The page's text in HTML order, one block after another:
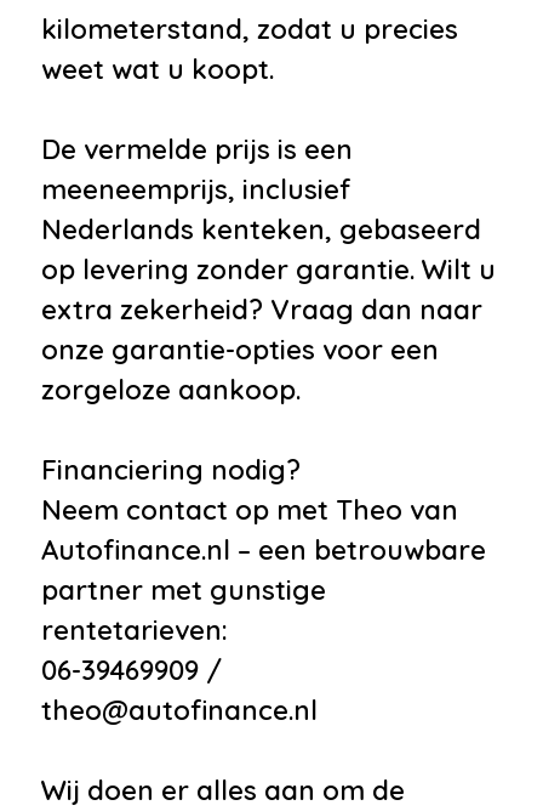
kilometerstand, zodat u precies
weet wat u koopt.
De vermelde prijs is een
meeneemprijs, inclusief
Nederlands kenteken, gebaseerd
op levering zonder garantie. Wilt u
extra zekerheid? Vraag dan naar
onze garantie-opties voor een
zorgeloze aankoop.
Financiering nodig?
Neem contact op met Theo van
Autofinance.nl – een betrouwbare
partner met gunstige
rentetarieven:
06-39469909 /
theo@autofinance.nl
Wij doen er alles aan om de